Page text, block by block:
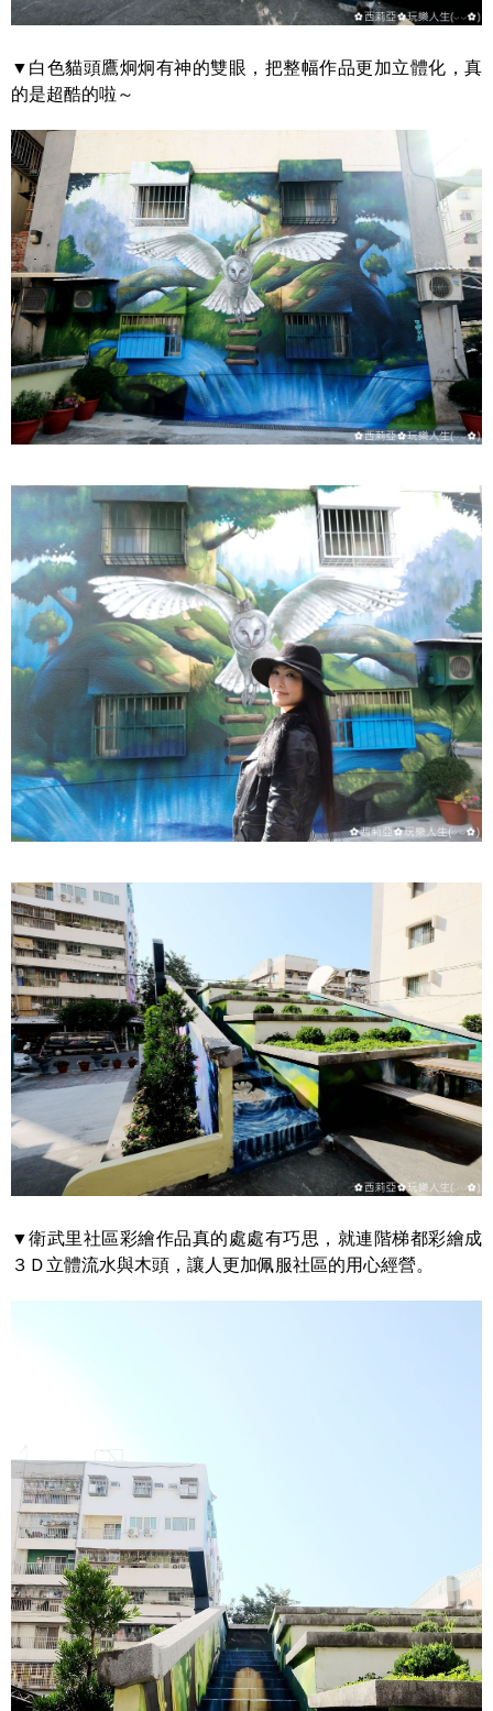
▼白色貓頭鷹炯炯有神的雙眼，把整幅作品更加立體化，真
的是超酷的啦～
▼衛武里社區彩繪作品真的處處有巧思，就連階梯都彩繪成
３Ｄ立體流水與木頭，讓人更加佩服社區的用心經營。